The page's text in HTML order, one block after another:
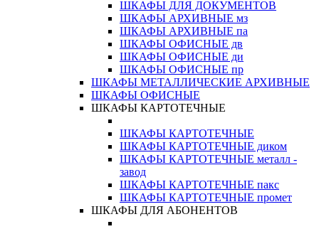
ШКАФЫ ДЛЯ ДОКУМЕНТОВ
ШКАФЫ АРХИВНЫЕ мз
ШКАФЫ АРХИВНЫЕ па
ШКАФЫ ОФИСНЫЕ дв
ШКАФЫ ОФИСНЫЕ ди
ШКАФЫ ОФИСНЫЕ пр
ШКАФЫ МЕТАЛЛИЧЕСКИЕ АРХИВНЫЕ
ШКАФЫ ОФИСНЫЕ
ШКАФЫ КАРТОТЕЧНЫЕ
ШКАФЫ КАРТОТЕЧНЫЕ
ШКАФЫ КАРТОТЕЧНЫЕ диком
ШКАФЫ КАРТОТЕЧНЫЕ металл -
завод
ШКАФЫ КАРТОТЕЧНЫЕ пакс
ШКАФЫ КАРТОТЕЧНЫЕ промет
ШКАФЫ ДЛЯ АБОНЕНТОВ